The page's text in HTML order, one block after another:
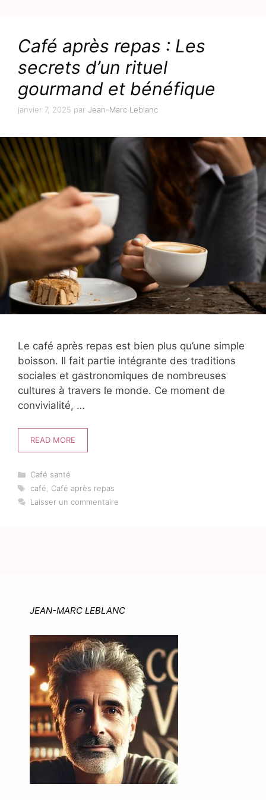
Café après repas : Les
secrets d’un rituel
gourmand et bénéfique
janvier 7, 2025 par Jean-Marc Leblanc
Le café après repas est bien plus qu’une simple
boisson. Il fait partie intégrante des traditions
sociales et gastronomiques de nombreuses
cultures à travers le monde. Ce moment de
convivialité, …
READ MORE
Catégories
Café santé
Étiquettes
café, Café après repas
Laisser un commentaire
JEAN-MARC LEBLANC